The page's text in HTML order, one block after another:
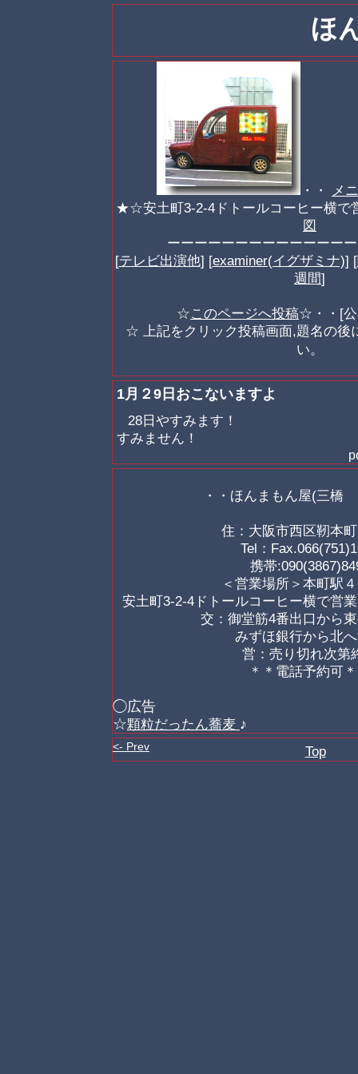
ほ
・・ メ
★☆安土町3-2-4ドトールコーヒー横
図
ーーーーーーーーーーーーー
[テレビ出演他] [examiner(イグザミナ)] [
週間]
☆このページへ投稿☆・・[公
☆ 上記をクリック投稿画面,題名の後
い。
1月２9日おこないますよ
28日やすみます！
すみません！
・・ほんまもん屋(三橋
住：大阪市西区靭本
Tel：
携帯
＜営業場所＞本町駅
安土町3-2-4ドトールコーヒー横で営
交：御堂筋4番出口から
みずほ銀行から北
営：売り切れ次第
＊＊電話予約可
◯広告
☆顆粒だったん蕎麦 ♪
<- Prev Top